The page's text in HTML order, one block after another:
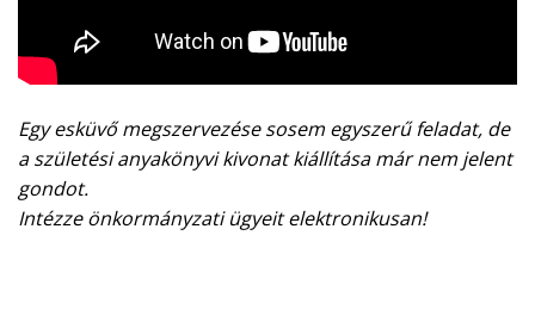
Egy esküvő megszervezése sosem egyszerű feladat, de
a születési anyakönyvi kivonat kiállítása már nem jelent
gondot.
Intézze önkormányzati ügyeit elektronikusan!